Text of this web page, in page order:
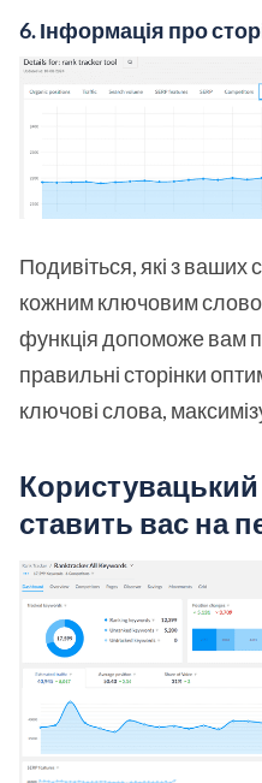
6.Інформація про
Подивіться, які з ваших
кожним ключовим
функція допоможе вам
правильні сторінки
ключові слова,
Користувацький
ставить вас на